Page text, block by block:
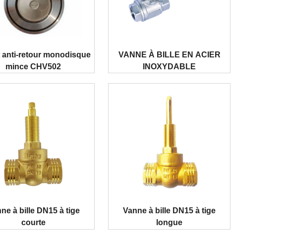
anti-retour monodisque
mince CHV502
VANNE À BILLE EN ACIER
INOXYDABLE
à bille DN15 à tige
courte
Vanne à bille DN15 à tige
longue